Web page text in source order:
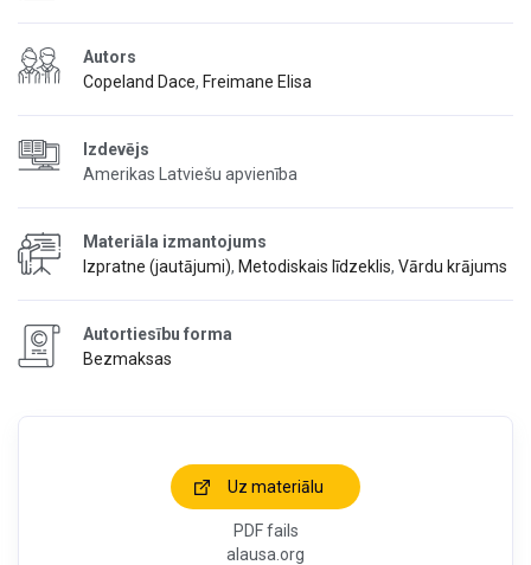
Autors
Copeland Dace, Freimane Elisa
Izdevējs
Amerikas Latviešu apvienība
Materiāla izmantojums
Izpratne (jautājumi), Metodiskais līdzeklis, Vārdu krājums
Autortiesību forma
Bezmaksas
Uz materiālu
PDF fails
alausa.org